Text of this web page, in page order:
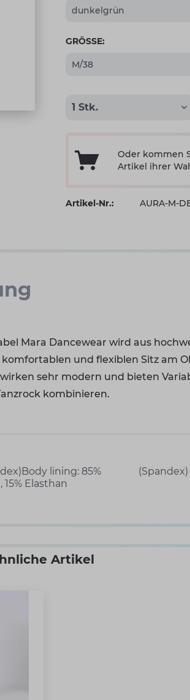
GRÖSSE:
Oder kommen
Artikel ihrer
Artikel-Nr.: AURA-M-
Mara Dancewear wird aus
und flexiblen Sitz am
sehr modern und bieten
kombinieren.
(Spandex)
Artikel